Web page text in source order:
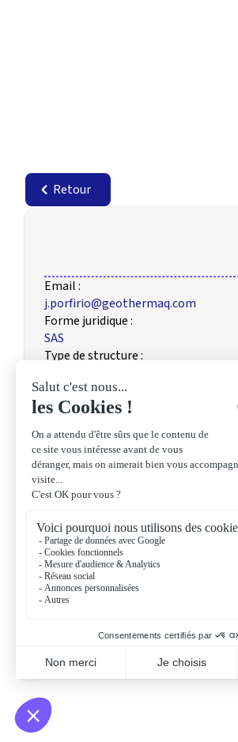
Retour
Email :
j.porfirio@geothermaq.com
Forme juridique :
SAS
Type de structure :
l'innovation
Converture géographique :
Date de création :
2021
JérômePORFIRIO
0787337300